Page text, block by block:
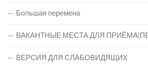
Большая перемена
ВАКАНТНЫЕ МЕСТА ДЛЯ
ВЕРСИЯ ДЛЯ СЛАБОВИДЯЩИХ